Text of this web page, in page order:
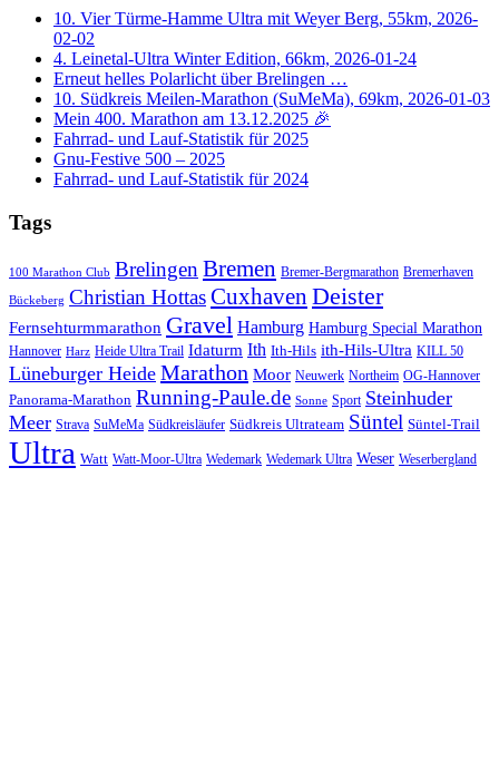
10. Vier Türme-Hamme Ultra mit Weyer Berg, 55km, 2026-
02-02
4. Leinetal-Ultra Winter Edition, 66km, 2026-01-24
Erneut helles Polarlicht über Brelingen …
10. Südkreis Meilen-Marathon (SuMeMa), 69km, 2026-01-03
Mein 400. Marathon am 13.12.2025 🎉
Fahrrad- und Lauf-Statistik für 2025
Gnu-Festive 500 – 2025
Fahrrad- und Lauf-Statistik für 2024
Tags
100 Marathon Club BrelingenBremen Bremer-Bergmarathon Bremerhaven
Bückeberg Christian HottasCuxhaven Deister
Fernsehturmmarathon Gravel Hamburg Hamburg Special Marathon
Hannover Harz Heide Ultra Trail Idaturm Ith Ith-Hils ith-Hils-Ultra KILL 50
Lüneburger Heide Marathon Moor Neuwerk Northeim OG-Hannover
Panorama-Marathon Running-Paule.de Sonne Sport Steinhuder
Meer Strava SuMeMa Südkreisläufer Südkreis Ultrateam Süntel Süntel-Trail
Ultra Watt Watt-Moor-Ultra Wedemark Wedemark Ultra Weser Weserbergland